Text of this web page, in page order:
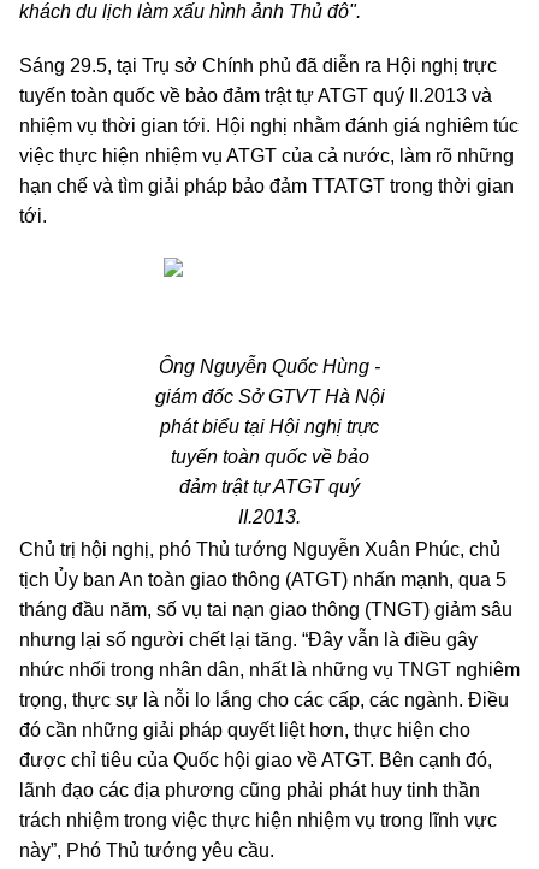
khách du lịch làm xấu hình ảnh Thủ đô".
Sáng 29.5, tại Trụ sở Chính phủ đã diễn ra Hội nghị trực
tuyến toàn quốc về bảo đảm trật tự ATGT quý II.2013 và
nhiệm vụ thời gian tới. Hội nghị nhằm đánh giá nghiêm túc
việc thực hiện nhiệm vụ ATGT của cả nước, làm rõ những
hạn chế và tìm giải pháp bảo đảm TTATGT trong thời gian
tới.
Ông Nguyễn Quốc Hùng -
giám đốc Sở GTVT Hà Nội
phát biểu tại Hội nghị trực
tuyến toàn quốc về bảo
đảm trật tự ATGT quý
II.2013.
Chủ trị hội nghị, phó Thủ tướng Nguyễn Xuân Phúc, chủ
tịch Ủy ban An toàn giao thông (ATGT) nhấn mạnh, qua 5
tháng đầu năm, số vụ tai nạn giao thông (TNGT) giảm sâu
nhưng lại số người chết lại tăng. “Đây vẫn là điều gây
nhức nhối trong nhân dân, nhất là những vụ TNGT nghiêm
trọng, thực sự là nỗi lo lắng cho các cấp, các ngành. Điều
đó cần những giải pháp quyết liệt hơn, thực hiện cho
được chỉ tiêu của Quốc hội giao về ATGT. Bên cạnh đó,
lãnh đạo các địa phương cũng phải phát huy tinh thần
trách nhiệm trong việc thực hiện nhiệm vụ trong lĩnh vực
này”, Phó Thủ tướng yêu cầu.